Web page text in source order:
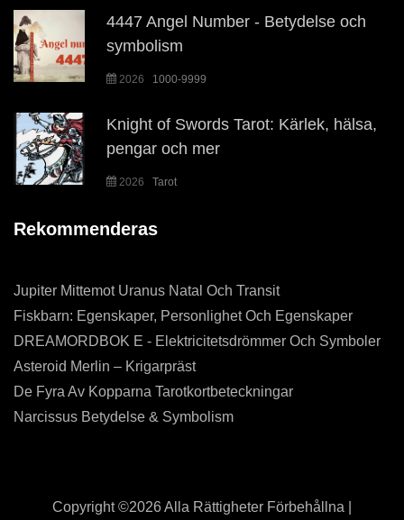
4447 Angel Number - Betydelse och
symbolism
2026 1000-9999
Knight of Swords Tarot: Kärlek, hälsa,
pengar och mer
2026 Tarot
Rekommenderas
Jupiter Mittemot Uranus Natal Och Transit
Fiskbarn: Egenskaper, Personlighet Och Egenskaper
DREAMORDBOK E - Elektricitetsdrömmer Och Symboler
Asteroid Merlin – Krigarpräst
De Fyra Av Kopparna Tarotkortbeteckningar
Narcissus Betydelse & Symbolism
Copyright ©2026 Alla Rättigheter Förbehållna |